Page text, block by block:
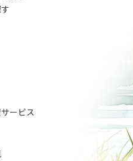
ービス